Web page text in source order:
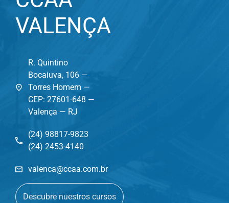
VALENÇA
R. Quintino
Bocaiuva, 106 —
Torres Homem —
CEP: 27601-648 —
Valença — RJ
(24) 98817-9823
(24) 2453-4140
valenca@ccaa.com.br
Descubre nuestros cursos